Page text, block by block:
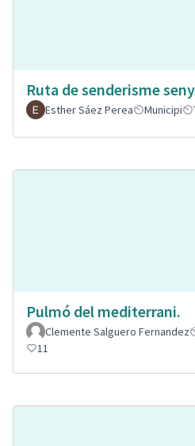
Ruta de senderisme
Esther Sáez Perea
Municipi
Pulmó del mediterrani.
Clemente Salguero Fernandez
11